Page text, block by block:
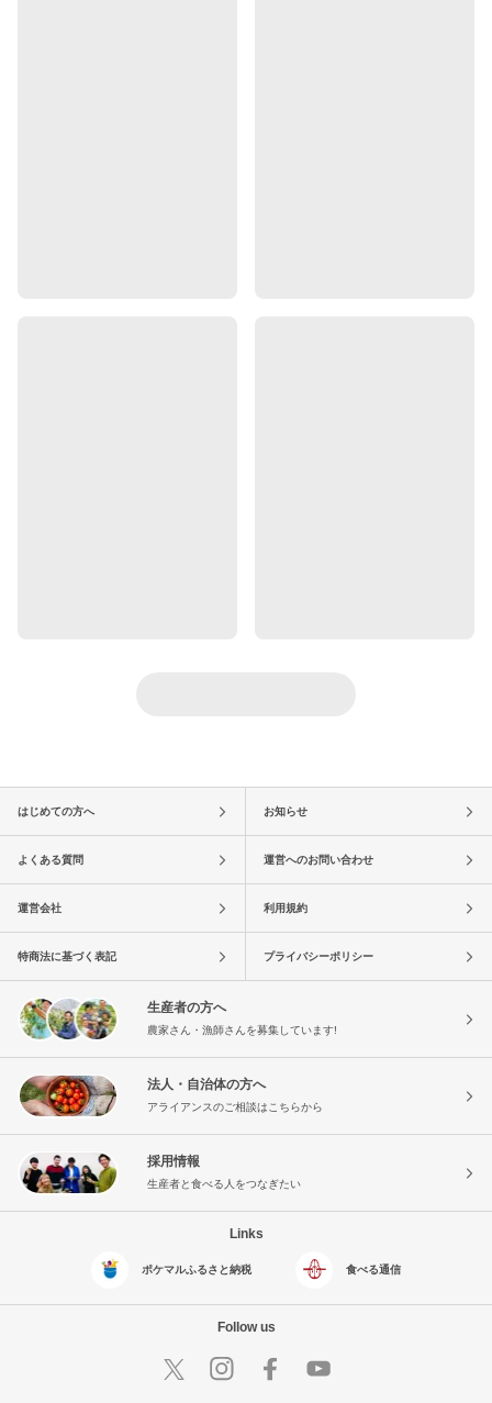
はじめての方へ お知らせ
よくある質問 運営へのお問い合わせ
運営会社 利用規約
特商法に基づく表記 プライバシーポリシー
生産者の方へ
農家さん・漁師さんを募集しています!
法人・自治体の方へ
アライアンスのご相談はこちらから
採用情報
生産者と食べる人をつなぎたい
Links
ポケマルふるさと納税 食べる通信
Follow us